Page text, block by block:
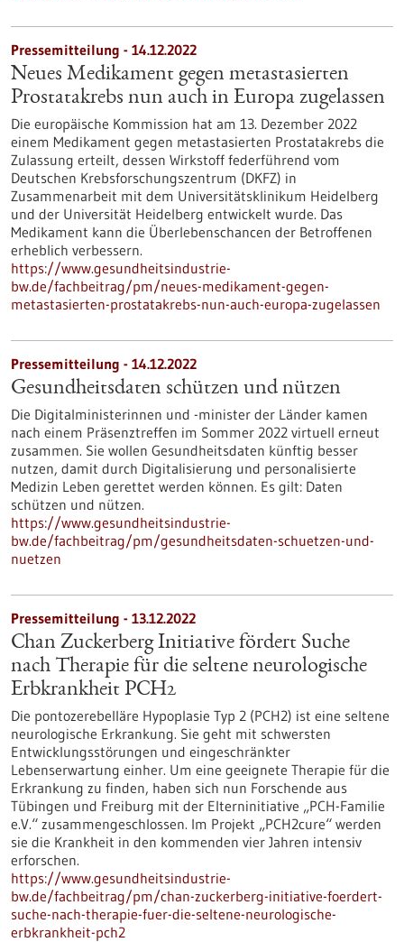
Pressemitteilung - 14.12.2022
Neues Medikament gegen metastasierten
Prostatakrebs nun auch in Europa zugelassen
Die europäische Kommission hat am 13. Dezember 2022
einem Medikament gegen metastasierten Prostatakrebs die
Zulassung erteilt, dessen Wirkstoff federführend vom
Deutschen Krebsforschungszentrum (DKFZ) in
Zusammenarbeit mit dem Universitätsklinikum Heidelberg
und der Universität Heidelberg entwickelt wurde. Das
Medikament kann die Überlebenschancen der Betroffenen
erheblich verbessern.
https://www.gesundheitsindustrie-
bw.de/fachbeitrag/pm/neues-medikament-gegen-
metastasierten-prostatakrebs-nun-auch-europa-zugelassen
Pressemitteilung - 14.12.2022
Gesundheitsdaten schützen und nützen
Die Digitalministerinnen und -minister der Länder kamen
nach einem Präsenztreffen im Sommer 2022 virtuell erneut
zusammen. Sie wollen Gesundheitsdaten künftig besser
nutzen, damit durch Digitalisierung und personalisierte
Medizin Leben gerettet werden können. Es gilt: Daten
schützen und nützen.
https://www.gesundheitsindustrie-
bw.de/fachbeitrag/pm/gesundheitsdaten-schuetzen-und-
nuetzen
Pressemitteilung - 13.12.2022
Chan Zuckerberg Initiative fördert Suche
nach Therapie für die seltene neurologische
Erbkrankheit PCH2
Die pontozerebelläre Hypoplasie Typ 2 (PCH2) ist eine seltene
neurologische Erkrankung. Sie geht mit schwersten
Entwicklungsstörungen und eingeschränkter
Lebenserwartung einher. Um eine geeignete Therapie für die
Erkrankung zu finden, haben sich nun Forschende aus
Tübingen und Freiburg mit der Elterninitiative „PCH-Familie
e.V.“ zusammengeschlossen. Im Projekt „PCH2cure“ werden
sie die Krankheit in den kommenden vier Jahren intensiv
erforschen.
https://www.gesundheitsindustrie-
bw.de/fachbeitrag/pm/chan-zuckerberg-initiative-foerdert-
suche-nach-therapie-fuer-die-seltene-neurologische-
erbkrankheit-pch2